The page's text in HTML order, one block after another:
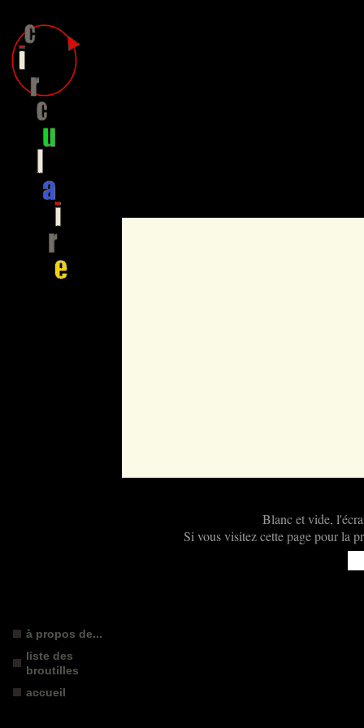
à propos de...
liste des
broutilles
accueil
Blanc et vide,
Si vous visitez cette page pour la